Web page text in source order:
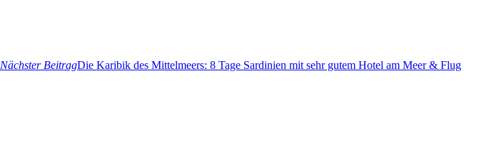
Nächster BeitragDie Karibik des Mittelmeers: 8 Tage Sardinien mit sehr gutem Hotel am Meer & Flug